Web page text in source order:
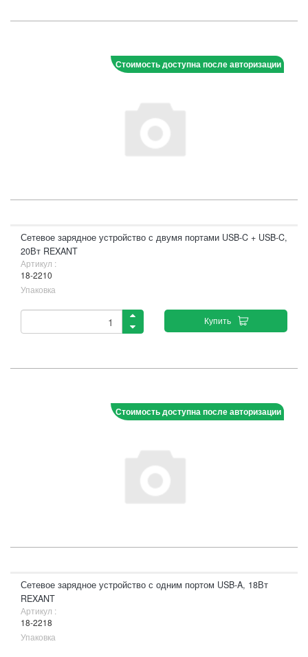
Стоимость доступна после авторизации
Сетевое зарядное устройство с двумя портами USB-C + USB-C,
20Вт REXANT
Артикул :
18-2210
Упаковка
Купить
Стоимость доступна после авторизации
Сетевое зарядное устройство с одним портом USB-A, 18Вт
REXANT
Артикул :
18-2218
Упаковка